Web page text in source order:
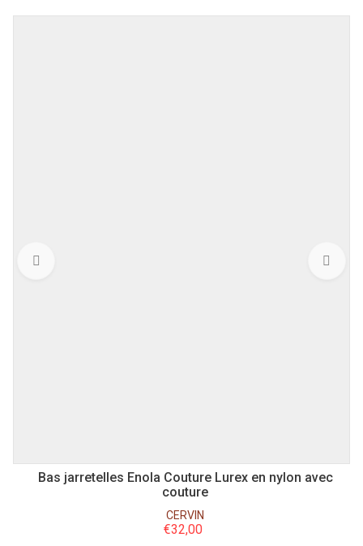
DIVA
Bas jarretelles Enola Couture Lurex en nylon avec
couture
CERVIN
€32,00